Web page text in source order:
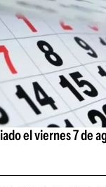
el viernes 7 de